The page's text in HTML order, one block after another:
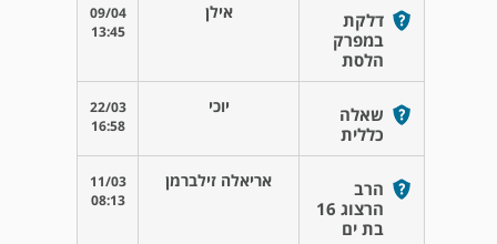
דלקת
במפרק
הלסת
אילן
09/04
13:45
שאלה
כללית
יוכי
22/03
16:58
הרב
הרצוג 16
בת ים
אריאלה זילברמן
11/03
08:13